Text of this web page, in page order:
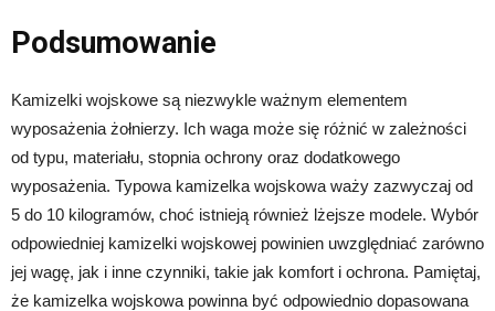
Podsumowanie
Kamizelki wojskowe są niezwykle ważnym elementem
wyposażenia żołnierzy. Ich waga może się różnić w zależności
od typu, materiału, stopnia ochrony oraz dodatkowego
wyposażenia. Typowa kamizelka wojskowa waży zazwyczaj od
5 do 10 kilogramów, choć istnieją również lżejsze modele. Wybór
odpowiedniej kamizelki wojskowej powinien uwzględniać zarówno
jej wagę, jak i inne czynniki, takie jak komfort i ochrona. Pamiętaj,
że kamizelka wojskowa powinna być odpowiednio dopasowana